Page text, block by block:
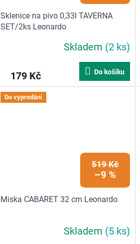
Sklenice na pivo 0,33l TAVERNA
SET/2ks Leonardo
Skladem (2 ks)
179 Kč Do košíku
Do vyprodání
519 Kč
–9 %
Miska CABARET 32 cm Leonardo
Skladem (5 ks)